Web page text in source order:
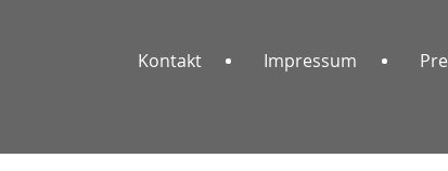
Kontakt Impressum